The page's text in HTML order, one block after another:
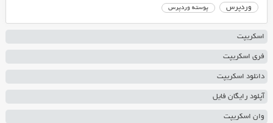
وردپرس پوسته وردپرس
اسکریپت
فری اسکریپت
دانلود اسکریپت
آپلود رایگان فایل
وان اسکریپت